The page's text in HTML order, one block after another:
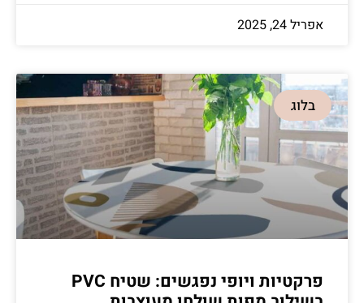
אפריל 24, 2025
בלוג
פרקטיות ויופי נפגשים: שטיח PVC